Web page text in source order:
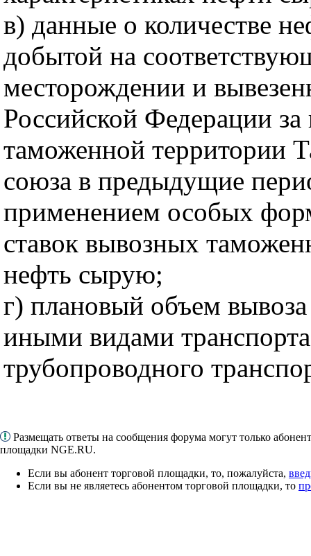
в) данные о количестве
добытой на
месторождении и
Российской Федерации за
таможенной территории
союза в предыдущие
применением особых
ставок вывозных
нефть сырую;
г) плановый объем
иными видами
трубопроводного
Размещать ответы на сообщения форума могут только
площадки NGE.RU.
Если вы абонент торговой площадки, то, пожалуйста,
Если вы не являетесь абонентом торговой площадки, то